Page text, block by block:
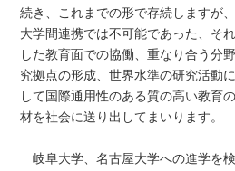
続き、これまでの形で存続しますが
大学間連携では不可能であった、そ
した教育面での協働、重なり合う分
究拠点の形成、世界水準の研究活動
して国際通用性のある質の高い教育
材を社会に送り出してまいります。
岐阜大学、名古屋大学への進学を